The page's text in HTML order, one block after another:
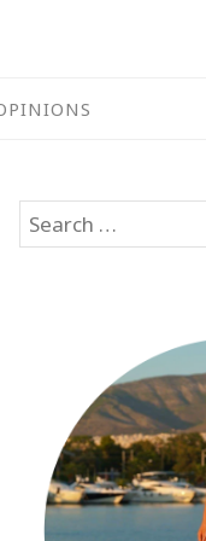
Search
for: